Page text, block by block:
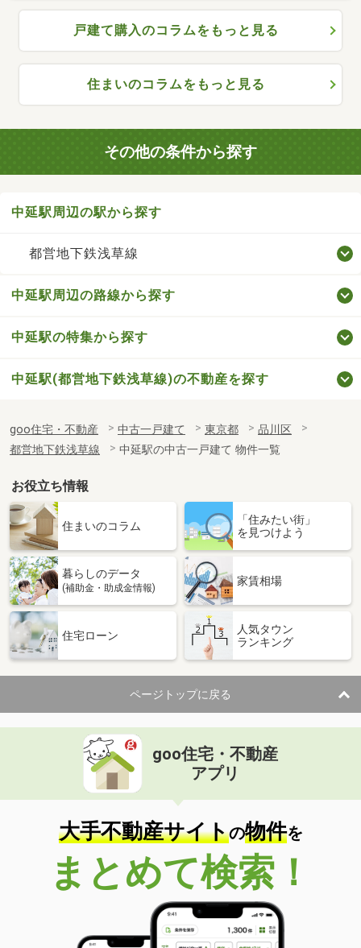
戸建て購入のコラムをもっと見る
住まいのコラムをもっと見る
その他の条件から探す
中延駅周辺の駅から探す
都営地下鉄浅草線
中延駅周辺の路線から探す
中延駅の特集から探す
中延駅(都営地下鉄浅草線)の不動産を探す
goo住宅・不動産 中古一戸建て 東京都
品川区
都営地下鉄浅草線
中延駅の中古一戸建て 物件一覧
お役立ち情報
住まいのコラム
「住みたい街」
を見つけよう
暮らしのデータ
(補助金・助成金情報)
家賃相場
住宅ローン
人気タウン
ランキング
ページトップに戻る
goo住宅・不動産
アプリ
大手不動産サイトの物件を
まとめて検索！